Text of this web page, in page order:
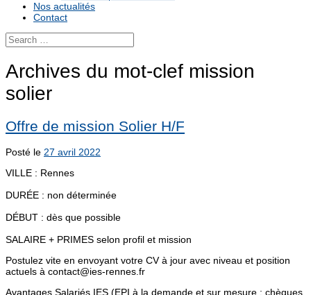
Nos actualités
Contact
Archives du mot-clef mission
solier
Offre de mission Solier H/F
Posté le 27 avril 2022
VILLE : Rennes
DURÉE : non déterminée
DÉBUT : dès que possible
SALAIRE + PRIMES selon profil et mission
Postulez vite en envoyant votre CV à jour avec niveau et position
actuels à contact@ies-rennes.fr
Avantages Salariés IES (EPI à la demande et sur mesure ; chèques